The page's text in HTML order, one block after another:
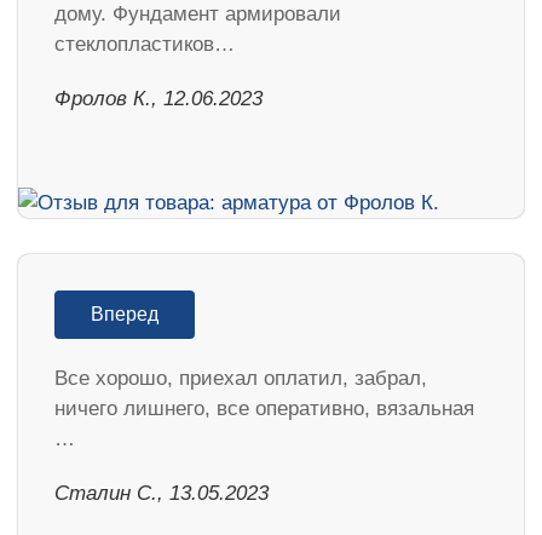
дому. Фундамент армировали
стеклопластиков…
Фролов К., 12.06.2023
Вперед
Все хорошо, приехал оплатил, забрал,
ничего лишнего, все оперативно, вязальная
…
Сталин С., 13.05.2023